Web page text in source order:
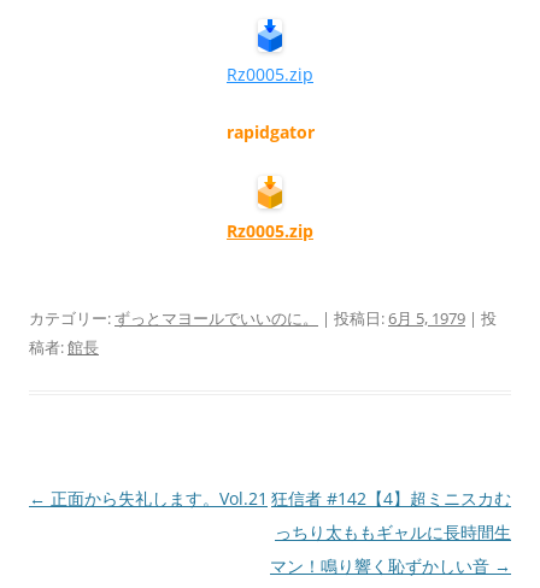
Rz0005.zip
rapidgator
Rz0005.zip
カテゴリー:ずっとマヨールでいいのに。 | 投稿日:6月 5, 1979 | 投
稿者:館長
投
← 正面から失礼します。Vol.21 狂信者 #142【4】超ミニスカむ
っちり太ももギャルに長時間生
マン！鳴り響く恥ずかしい音 →